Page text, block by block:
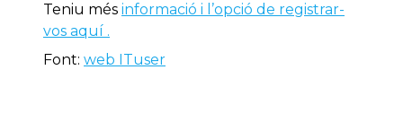
Teniu més informació i l’opció de registrar-
vos aquí .
Font: web ITuser